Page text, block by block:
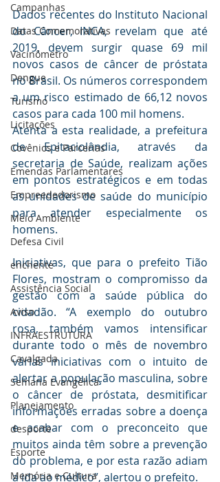
Campanhas
Datas Comemorativas
Vacinômetro
Dengue
Turismo
Licitações
Covênios e Parcerias
Emendas Parlamentares
Empreededorismo
Meio Ambiente
Defesa Civil
enchente
Assistência Social
Aviso
INFRAESTRUTURA
Cavalgada
Semana Evangélica
Planejamento
desporte
Esporte
Memória e Cultura
Dados recentes do Instituto Nacional
do Câncer, INCA, revelam que até
2019, devem surgir quase 69 mil
novos casos de câncer de próstata
no Brasil. Os números correspondem
a um risco estimado de 66,12 novos
casos para cada 100 mil homens.
Atenta a esta realidade, a prefeitura
de Epitaciolândia, através da
secretaria de Saúde, realizam ações
em pontos estratégicos e em todas
as unidades de saúde do município
para atender especialmente os
homens.
Iniciativas, que para o prefeito Tião
Flores, mostram o compromisso da
gestão com a saúde pública do
cidadão. “A exemplo do outubro
rosa, também vamos intensificar
durante todo o mês de novembro
várias iniciativas com o intuito de
alertar a população masculina, sobre
o câncer de próstata, desmitificar
informações erradas sobre a doença
e acabar com o preconceito que
muitos ainda têm sobre a prevenção
do problema, e por esta razão adiam
a ida ao médico”, alertou o prefeito.